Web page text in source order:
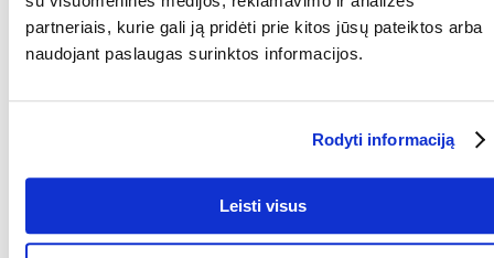
partneriais, kurie gali ją pridėti prie kitos jūsų pateiktos arba
naudojant paslaugas surinktos informacijos.
Rodyti informaciją
Leisti visus
Užmaunimas: Patogus – be užtrauktukų ar „Velcro“
Pavedimo angos: Leidžia pritvirtinti pavadėlį prie po apsiaustu
Kokios yra prekių vertinimo taisyklės?